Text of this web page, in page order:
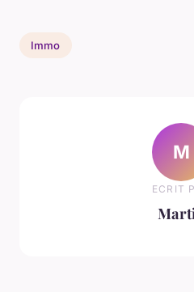
Immo
M
ECRIT